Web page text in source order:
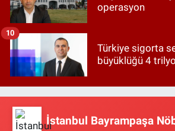
operasyon
Türkiye sigorta
büyüklüğü 4
10
İstanbul Bayrampaşa